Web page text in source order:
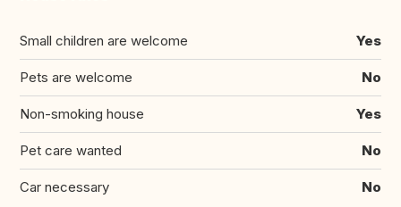
Small children are welcome Yes
Pets are welcome No
Non-smoking house Yes
Pet care wanted No
Car necessary No